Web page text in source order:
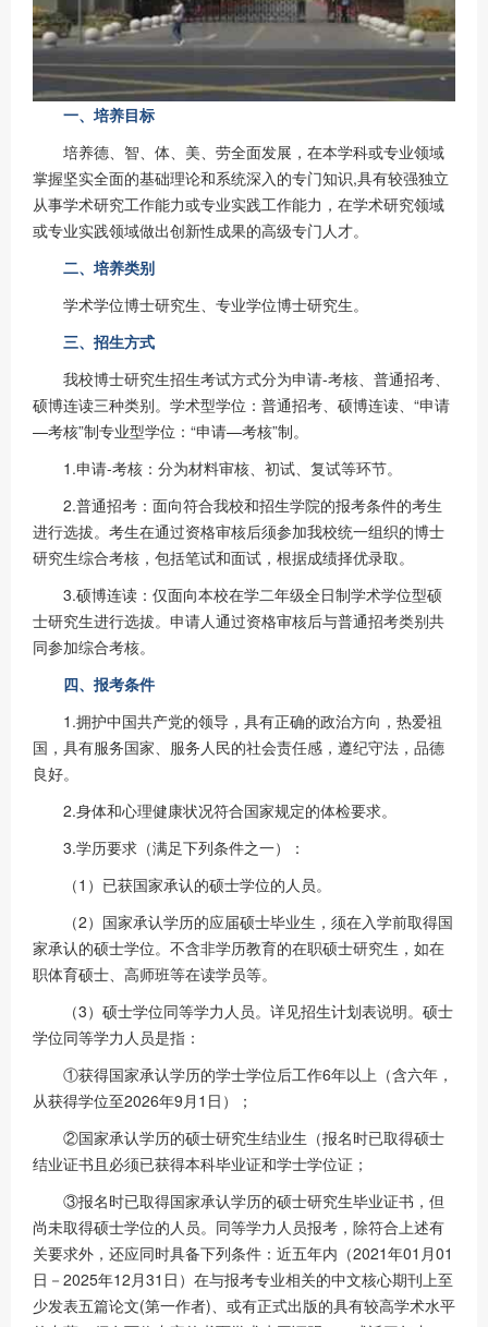
一、培养目标
培养德、智、体、美、劳全面发展，在本学科或专业领域
掌握坚实全面的基础理论和系统深入的专门知识,具有较强独立
从事学术研究工作能力或专业实践工作能力，在学术研究领域
或专业实践领域做出创新性成果的高级专门人才。
二、培养类别
学术学位博士研究生、专业学位博士研究生。
三、招生方式
我校博士研究生招生考试方式分为申请-考核、普通招考、
硕博连读三种类别。学术型学位：普通招考、硕博连读、“申请
—考核”制专业型学位：“申请—考核”制。
1.申请-考核：分为材料审核、初试、复试等环节。
2.普通招考：面向符合我校和招生学院的报考条件的考生
进行选拔。考生在通过资格审核后须参加我校统一组织的博士
研究生综合考核，包括笔试和面试，根据成绩择优录取。
3.硕博连读：仅面向本校在学二年级全日制学术学位型硕
士研究生进行选拔。申请人通过资格审核后与普通招考类别共
同参加综合考核。
四、报考条件
1.拥护中国共产党的领导，具有正确的政治方向，热爱祖
国，具有服务国家、服务人民的社会责任感，遵纪守法，品德
良好。
2.身体和心理健康状况符合国家规定的体检要求。
3.学历要求（满足下列条件之一）：
（1）已获国家承认的硕士学位的人员。
（2）国家承认学历的应届硕士毕业生，须在入学前取得国
家承认的硕士学位。不含非学历教育的在职硕士研究生，如在
职体育硕士、高师班等在读学员等。
（3）硕士学位同等学力人员。详见招生计划表说明。硕士
学位同等学力人员是指：
①获得国家承认学历的学士学位后工作6年以上（含六年，
从获得学位至2026年9月1日）；
②国家承认学历的硕士研究生结业生（报名时已取得硕士
结业证书且必须已获得本科毕业证和学士学位证；
③报名时已取得国家承认学历的硕士研究生毕业证书，但
尚未取得硕士学位的人员。同等学力人员报考，除符合上述有
关要求外，还应同时具备下列条件：近五年内（2021年01月01
日－2025年12月31日）在与报考专业相关的中文核心期刊上至
少发表五篇论文(第一作者)、或有正式出版的具有较高学术水平